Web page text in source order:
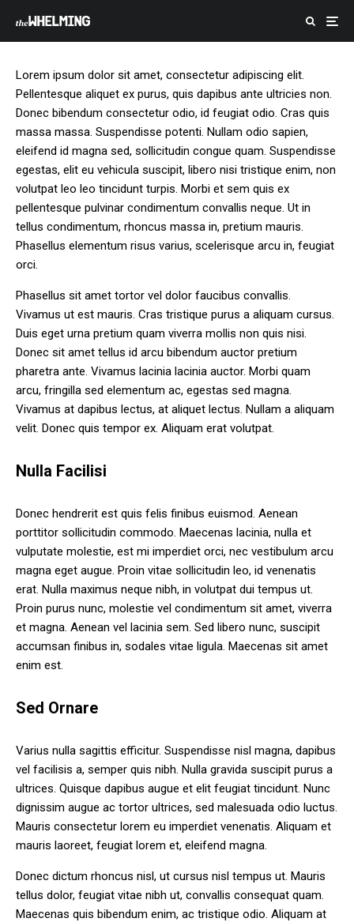
PRIVACY POLICY
Lorem ipsum dolor sit amet, consectetur adipiscing elit.
Pellentesque aliquet ex purus, quis dapibus ante ultricies non.
Donec bibendum consectetur odio, id feugiat odio. Cras quis
massa massa. Suspendisse potenti. Nullam odio sapien,
eleifend id magna sed, sollicitudin congue quam. Suspendisse
egestas, elit eu vehicula suscipit, libero nisi tristique enim, non
volutpat leo leo tincidunt turpis. Morbi et sem quis ex
pellentesque pulvinar condimentum convallis neque. Ut in
tellus condimentum, rhoncus massa in, pretium mauris.
Phasellus elementum risus varius, scelerisque arcu in, feugiat
orci.
Phasellus sit amet tortor vel dolor faucibus convallis.
Vivamus ut est mauris. Cras tristique purus a aliquam cursus.
Duis eget urna pretium quam viverra mollis non quis nisi.
Donec sit amet tellus id arcu bibendum auctor pretium
pharetra ante. Vivamus lacinia lacinia auctor. Morbi quam
arcu, fringilla sed elementum ac, egestas sed magna.
Vivamus at dapibus lectus, at aliquet lectus. Nullam a aliquam
velit. Donec quis tempor ex. Aliquam erat volutpat.
Nulla Facilisi
Donec hendrerit est quis felis finibus euismod. Aenean
porttitor sollicitudin commodo. Maecenas lacinia, nulla et
vulputate molestie, est mi imperdiet orci, nec vestibulum arcu
magna eget augue. Proin vitae sollicitudin leo, id venenatis
erat. Nulla maximus neque nibh, in volutpat dui tempus ut.
Proin purus nunc, molestie vel condimentum sit amet, viverra
et magna. Aenean vel lacinia sem. Sed libero nunc, suscipit
accumsan finibus in, sodales vitae ligula. Maecenas sit amet
enim est.
Sed Ornare
Varius nulla sagittis efficitur. Suspendisse nisl magna, dapibus
vel facilisis a, semper quis nibh. Nulla gravida suscipit purus a
ultrices. Quisque dapibus augue et elit feugiat tincidunt. Nunc
dignissim augue ac tortor ultrices, sed malesuada odio luctus.
Mauris consectetur lorem eu imperdiet venenatis. Aliquam et
mauris laoreet, feugiat lorem et, eleifend magna.
Donec dictum rhoncus nisl, ut cursus nisl tempus ut. Mauris
tellus dolor, feugiat vitae nibh ut, convallis consequat quam.
Maecenas quis bibendum enim, ac tristique odio. Aliquam at